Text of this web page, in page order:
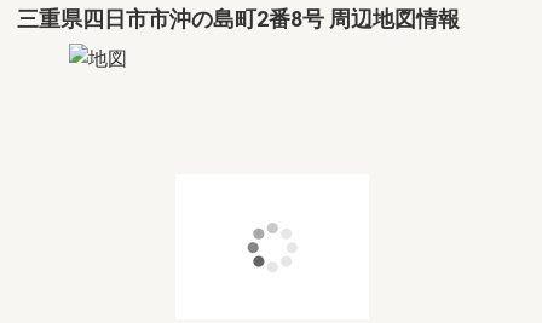
三重県四日市市沖の島町2番8号 周辺地図情報